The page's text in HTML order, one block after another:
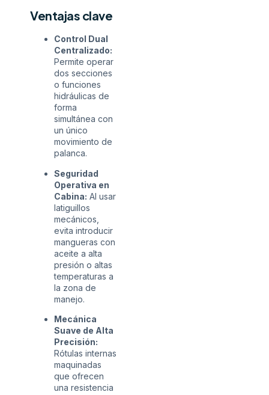
Ventajas clave
Control Dual
Centralizado:
Permite operar
dos secciones
o funciones
hidráulicas de
forma
simultánea con
un único
movimiento de
palanca.
Seguridad
Operativa en
Cabina: Al usar
latiguillos
mecánicos,
evita introducir
mangueras con
aceite a alta
presión o altas
temperaturas a
la zona de
manejo.
Mecánica
Suave de Alta
Precisión:
Rótulas internas
maquinadas
que ofrecen
una resistencia